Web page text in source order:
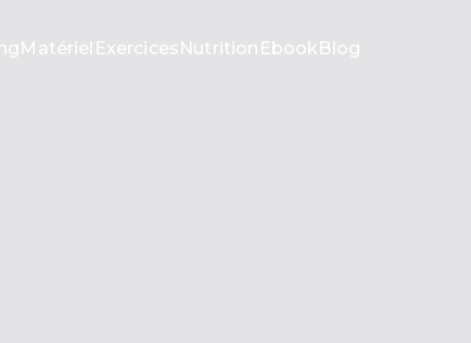
Matériel ExercicesNutrition Ebook Blog